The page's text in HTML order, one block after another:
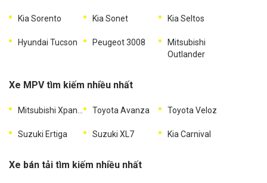
Kia Sorento Kia Sonet Kia Seltos
Hyundai Tucson Peugeot 3008
Mitsubishi
Outlander
Xe MPV tìm kiếm nhiều nhất
Toyota Avanza Toyota Veloz
Suzuki Ertiga Suzuki XL7 Kia Carnival
Xe bán tải tìm kiếm nhiều nhất